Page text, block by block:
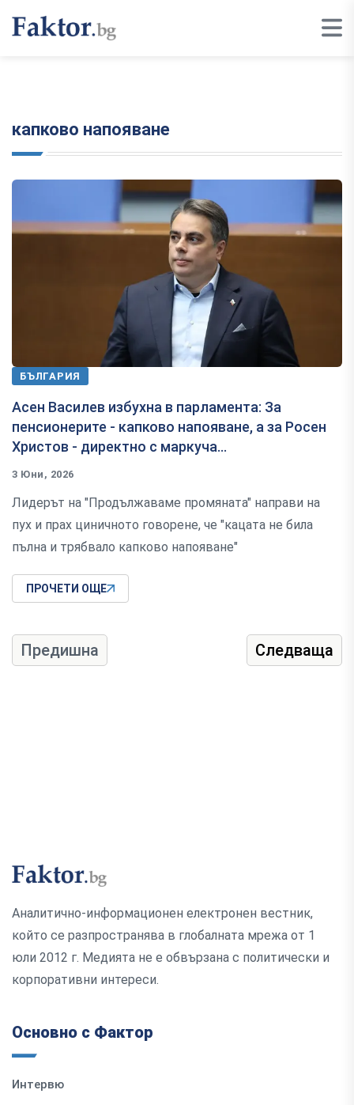
капково напояване
БЪЛГАРИЯ
Асен Василев избухна в парламента: За
пенсионерите - капково напояване, а за Росен
Христов - директно с маркуча...
3 Юни, 2026
Лидерът на "Продължаваме промяната" направи на
пух и прах циничното говорене, че "кацата не била
пълна и трябвало капково напояване"
ПРОЧЕТИ ОЩЕ
Предишна Следваща
Аналитично-информационен електронен вестник,
който се разпространява в глобалната мрежа от 1
юли 2012 г. Медията не е обвързана с политически и
корпоративни интереси.
Основно с Фактор
Интервю